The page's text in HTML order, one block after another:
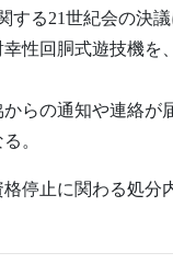
する21世紀会の決
性回胴式遊技機を
らの通知や連絡が
。
停止に関わる処分